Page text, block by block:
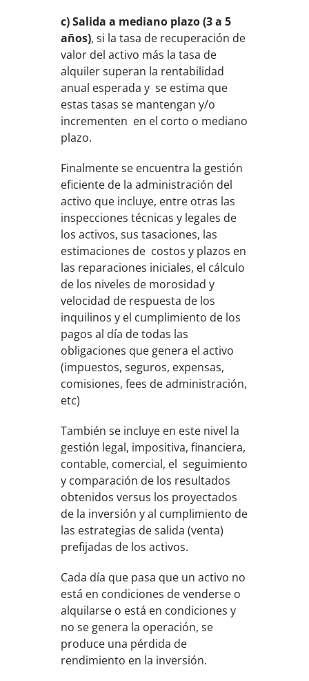
c) Salida a mediano plazo (3 a 5
años), si la tasa de recuperación de
valor del activo más la tasa de
alquiler superan la rentabilidad
anual esperada y se estima que
estas tasas se mantengan y/o
incrementen en el corto o mediano
plazo.
Finalmente se encuentra la gestión
eficiente de la administración del
activo que incluye, entre otras las
inspecciones técnicas y legales de
los activos, sus tasaciones, las
estimaciones de costos y plazos en
las reparaciones iniciales, el cálculo
de los niveles de morosidad y
velocidad de respuesta de los
inquilinos y el cumplimiento de los
pagos al día de todas las
obligaciones que genera el activo
(impuestos, seguros, expensas,
comisiones, fees de administración,
etc)
También se incluye en este nivel la
gestión legal, impositiva, financiera,
contable, comercial, el seguimiento
y comparación de los resultados
obtenidos versus los proyectados
de la inversión y al cumplimiento de
las estrategias de salida (venta)
prefijadas de los activos.
Cada día que pasa que un activo no
está en condiciones de venderse o
alquilarse o está en condiciones y
no se genera la operación, se
produce una pérdida de
rendimiento en la inversión.